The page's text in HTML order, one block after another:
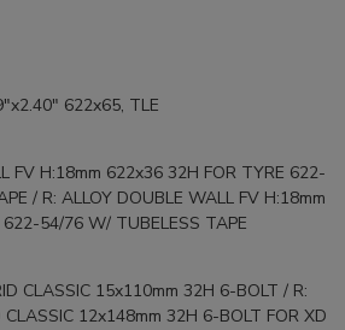
622x65, TLE
FV H:18mm 622x36 32H FOR TYRE 622-
/ R: ALLOY DOUBLE WALL FV H:18mm
54/76 W/ TUBELESS TAPE
CLASSIC 15x110mm 32H 6-BOLT / R:
12x148mm 32H 6-BOLT FOR XD